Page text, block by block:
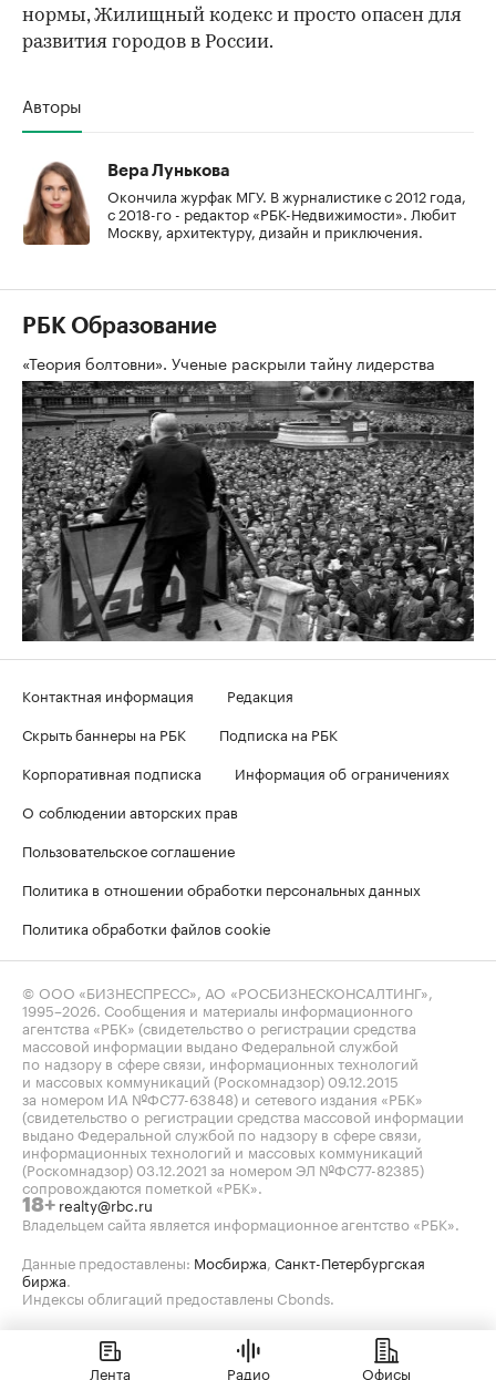
нормы, Жилищный кодекс и просто опасен для
развития городов в России.
Авторы
Вера Лунькова
Окончила журфак МГУ. В журналистике с 2012 года,
с 2018-го - редактор «РБК-Недвижимости». Любит
Москву, архитектуру, дизайн и приключения.
РБК Образование
«Теория болтовни». Ученые раскрыли тайну лидерства
Контактная информация
Редакция
Скрыть баннеры на РБК
Подписка на РБК
Корпоративная подписка
Информация об ограничениях
О соблюдении авторских прав
Пользовательское соглашение
Политика в отношении обработки персональных данных
Политика обработки файлов cookie
© ООО «БИЗНЕСПРЕСС», АО «РОСБИЗНЕСКОНСАЛТИНГ»,
1995–2026 . Сообщения и материалы информационного
агентства «РБК» (свидетельство о регистрации средства
массовой информации выдано Федеральной службой
по надзору в сфере связи, информационных технологий
и массовых коммуникаций (Роскомнадзор) 09.12.2015
за номером ИА №ФС77-63848) и сетевого издания «РБК»
(свидетельство о регистрации средства массовой информации
выдано Федеральной службой по надзору в сфере связи,
информационных технологий и массовых коммуникаций
(Роскомнадзор) 03.12.2021 за номером ЭЛ №ФС77-82385)
сопровождаются пометкой «РБК».
18+ realty@rbc.ru
Владельцем сайта является информационное агентство «РБК».
Данные предоставлены: Мосбиржа Санкт-Петербургская
биржа
Индексы облигаций предоставлены Cbonds.
Лента Радио Офисы